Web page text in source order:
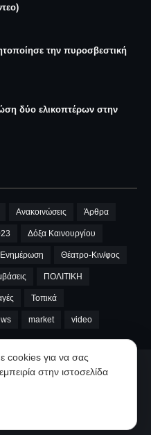
την πυροσβεστική
δύο ελικοπτέρων στην
Ανακοινώσεις Άρθρα
Δόξα Καινουργίου
Ενημέρωση Θέατρο-Κιν/φος
ΠΟΛΙΤΙΚΗ
Τοπικά
market video
Πολιτική απορρήτου
από το Καινούργιο,το Αγρίνιο
cookies για να σας
στην ιστοσελίδα